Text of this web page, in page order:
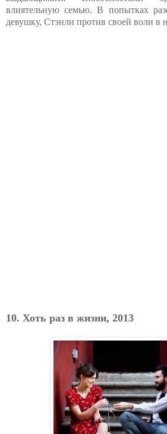
влиятельную семью. В попытках
девушку, Стэнли против своей воли в
10. Хоть раз в жизни, 2013